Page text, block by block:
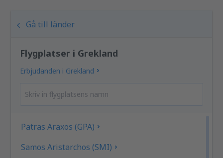
Gå till länder
Flygplatser i Grekland
Erbjudanden i Grekland
Patras Araxos (GPA)
Samos Aristarchos (SMI)